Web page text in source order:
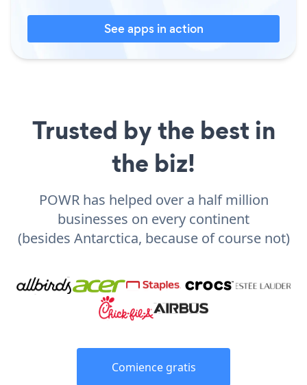
See apps in action
Trusted by the best in
the biz!
POWR has helped over a half million
businesses on every continent
(besides Antarctica, because of course not)
Comience gratis